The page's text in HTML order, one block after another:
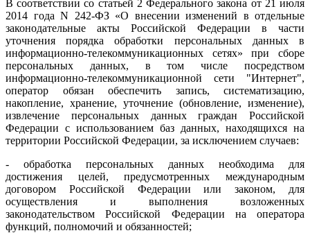
В соответствии со статьей 2 Федерального закона от 21 июля
2014 года N 242-ФЗ «О внесении изменений в отдельные
законодательные акты Российской Федерации в части
уточнения порядка обработки персональных данных в
информационно-телекоммуникационных сетях» при сборе
персональных данных, в том числе посредством
информационно-телекоммуникационной сети "Интернет",
оператор обязан обеспечить запись, систематизацию,
накопление, хранение, уточнение (обновление, изменение),
извлечение персональных данных граждан Российской
Федерации с использованием баз данных, находящихся на
территории Российской Федерации, за исключением случаев:
- обработка персональных данных необходима для
достижения целей, предусмотренных международным
договором Российской Федерации или законом, для
осуществления и выполнения возложенных
законодательством Российской Федерации на оператора
функций, полномочий и обязанностей;